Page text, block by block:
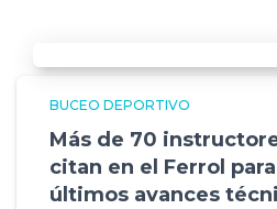
BUCEO DEPORTIVO
Más de 70
citan en el Ferrol
últimos avances